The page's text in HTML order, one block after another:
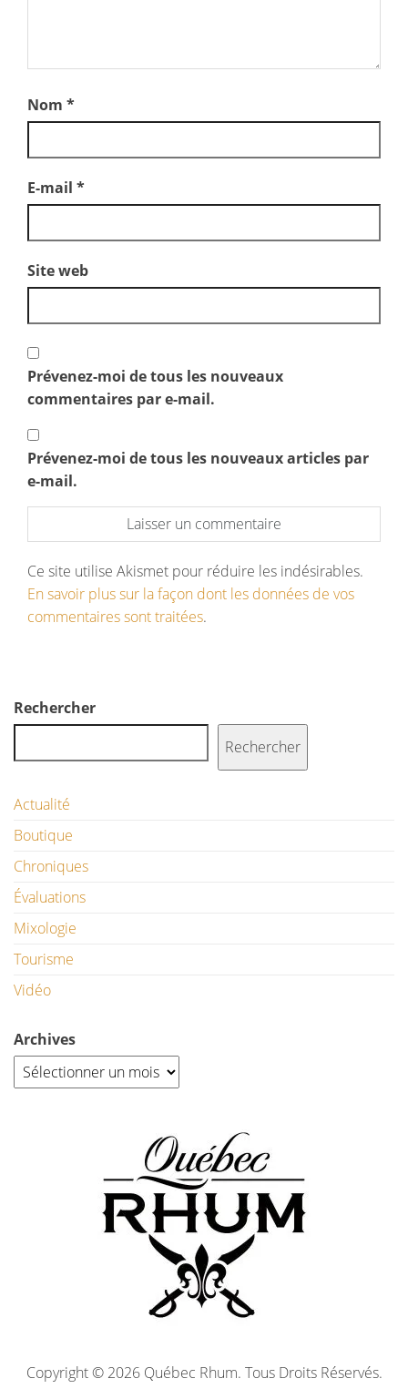
Nom *
E-mail *
Site web
Prévenez-moi de tous les nouveaux
commentaires par e-mail.
Prévenez-moi de tous les nouveaux articles par
e-mail.
Ce site utilise Akismet pour réduire les indésirables.
En savoir plus sur la façon dont les données de vos
commentaires sont traitées.
Rechercher
Rechercher
Actualité
Boutique
Chroniques
Évaluations
Mixologie
Tourisme
Vidéo
Archives
Copyright © 2026 Québec Rhum. Tous Droits Réservés.